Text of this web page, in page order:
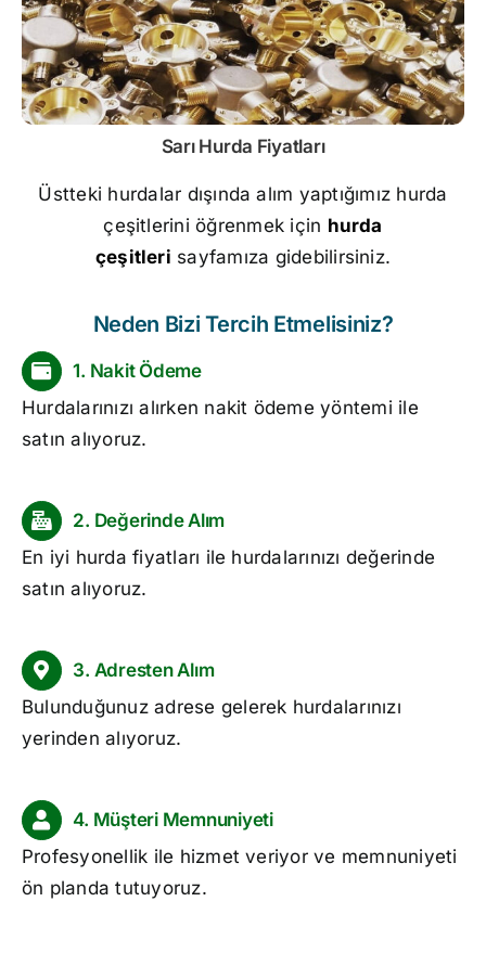
Sarı Hurda Fiyatları
Üstteki hurdalar dışında alım yaptığımız hurda
çeşitlerini öğrenmek için hurda
çeşitleri sayfamıza gidebilirsiniz.
Neden Bizi Tercih Etmelisiniz?
1. Nakit Ödeme
Hurdalarınızı alırken nakit ödeme yöntemi ile
satın alıyoruz.
2. Değerinde Alım
En iyi hurda fiyatları ile hurdalarınızı değerinde
satın alıyoruz.
3. Adresten Alım
Bulunduğunuz adrese gelerek hurdalarınızı
yerinden alıyoruz.
4. Müşteri Memnuniyeti
Profesyonellik ile hizmet veriyor ve memnuniyeti
ön planda tutuyoruz.